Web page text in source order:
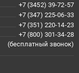
+7 (3452) 39-72-57
+7 (347) 225-06-33
+7 (351) 220-14-23
+7 (800) 301-34-28
(бесплатный звонок)